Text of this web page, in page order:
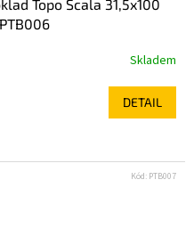
Topo Scala 31,5x100
Skladem
DETAIL
Kód: PTB007